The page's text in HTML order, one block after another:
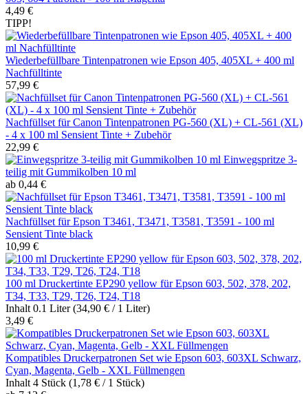
4,49 €
TIPP!
Wiederbefüllbare Tintenpatronen wie Epson 405, 405XL + 400 ml
Nachfülltinte
57,99 €
Nachfüllset für Canon Tintenpatronen PG-560 (XL) + CL-561 (XL)
- 4 x 100 ml Sensient Tinte + Zubehör
22,99 €
Einwegspritze 3-
teilig mit Gummikolben 10 ml
ab 0,44 €
Nachfüllset für Epson T3461, T3471, T3581, T3591 - 100 ml
Sensient Tinte black
10,99 €
100 ml Druckertinte EP290 yellow für Epson 603, 502, 378, 202,
T34, T33, T29, T26, T24, T18
Inhalt 0.1 Liter(34,90 € / 1 Liter)
3,49 €
Kompatibles Druckerpatronen Set wie Epson 603, 603XL Schwarz,
Cyan, Magenta, Gelb - XXL Füllmengen
Inhalt 4 Stück (1,78 € / 1 Stück)